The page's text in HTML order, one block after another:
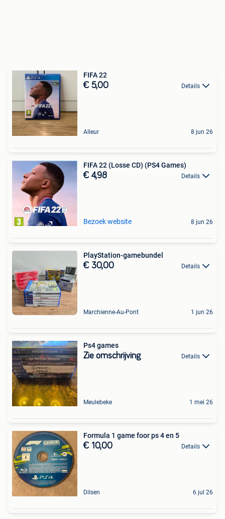
FIFA 22
€ 5,00 Details
Alleur 8 jun 26
FIFA 22 (Losse CD) (PS4 Games)
€ 4,98 Details
Bezoek website 8 jun 26
PlayStation-gamebundel
€ 30,00 Details
Marchienne-Au-Pont 1 jun 26
Ps4 games
Zie omschrijving Details
Meulebeke 1 mei 26
Formula 1 game foor ps 4 en 5
€ 10,00 Details
Dilsen 6 jul 26